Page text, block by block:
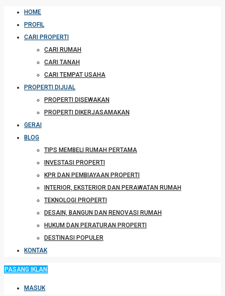
HOME
PROFIL
CARI PROPERTI
CARI RUMAH
CARI TANAH
CARI TEMPAT USAHA
PROPERTI DIJUAL
PROPERTI DISEWAKAN
PROPERTI DIKERJASAMAKAN
GERAI
BLOG
TIPS MEMBELI RUMAH PERTAMA
INVESTASI PROPERTI
KPR DAN PEMBIAYAAN PROPERTI
INTERIOR, EKSTERIOR DAN PERAWATAN RUMAH
TEKNOLOGI PROPERTI
DESAIN, BANGUN DAN RENOVASI RUMAH
HUKUM DAN PERATURAN PROPERTI
DESTINASI POPULER
KONTAK
PASANG IKLAN
MASUK